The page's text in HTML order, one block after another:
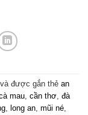
và được gắn thẻ an
mau, cần thơ, đà
, long an, mũi né,